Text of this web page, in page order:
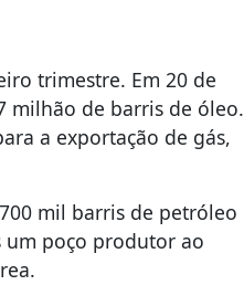
trimestre. Em 20 de
milhão de barris de óleo.
a exportação de gás,
mil barris de petróleo
um poço produtor ao